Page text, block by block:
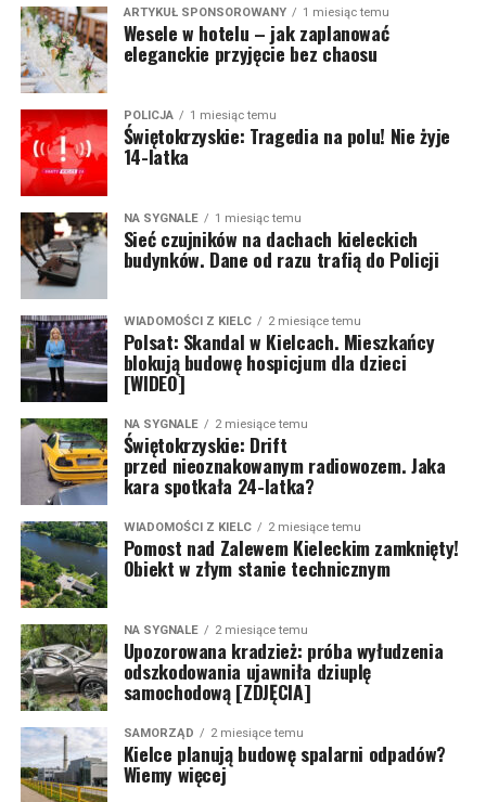
ARTYKUŁ SPONSOROWANY 1 miesiąc temu
Wesele w hotelu – jak zaplanować
eleganckie przyjęcie bez chaosu
POLICJA 1 miesiąc temu
Świętokrzyskie: Tragedia na polu! Nie żyje
14-latka
NA SYGNALE 1 miesiąc temu
Sieć czujników na dachach kieleckich
budynków. Dane od razu trafią do Policji
WIADOMOŚCI Z KIELC 2 miesiące temu
Polsat: Skandal w Kielcach. Mieszkańcy
blokują budowę hospicjum dla dzieci
[WIDEO]
NA SYGNALE 2 miesiące temu
Świętokrzyskie: Drift
przed nieoznakowanym radiowozem. Jaka
kara spotkała 24-latka?
WIADOMOŚCI Z KIELC 2 miesiące temu
Pomost nad Zalewem Kieleckim zamknięty!
Obiekt w złym stanie technicznym
NA SYGNALE 2 miesiące temu
Upozorowana kradzież: próba wyłudzenia
odszkodowania ujawniła dziuplę
samochodową [ZDJĘCIA]
SAMORZĄD 2 miesiące temu
Kielce planują budowę spalarni odpadów?
Wiemy więcej